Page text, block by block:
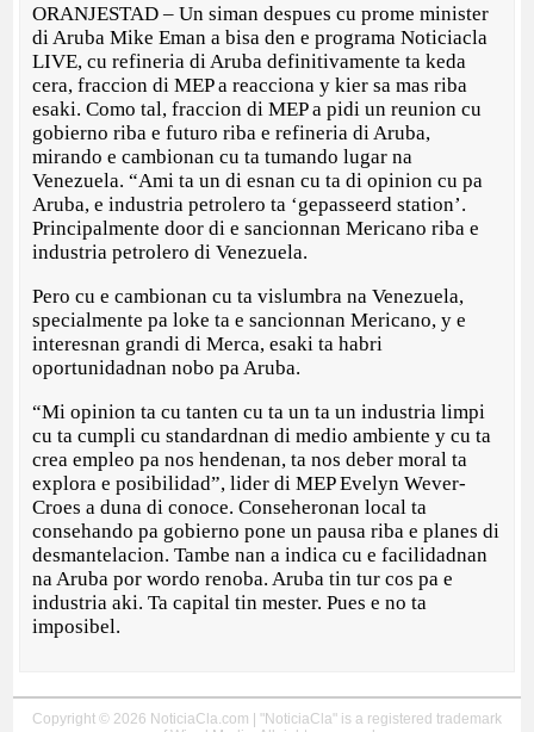
ORANJESTAD – Un siman despues cu prome minister
di Aruba Mike Eman a bisa den e programa Noticiacla
LIVE, cu refineria di Aruba definitivamente ta keda
cera, fraccion di MEP a reacciona y kier sa mas riba
esaki. Como tal, fraccion di MEP a pidi un reunion cu
gobierno riba e futuro riba e refineria di Aruba,
mirando e cambionan cu ta tumando lugar na
Venezuela. “Ami ta un di esnan cu ta di opinion cu pa
Aruba, e industria petrolero ta ‘gepasseerd station’.
Principalmente door di e sancionnan Mericano riba e
industria petrolero di Venezuela.
Pero cu e cambionan cu ta vislumbra na Venezuela,
specialmente pa loke ta e sancionnan Mericano, y e
interesnan grandi di Merca, esaki ta habri
oportunidadnan nobo pa Aruba.
“Mi opinion ta cu tanten cu ta un ta un industria limpi
cu ta cumpli cu standardnan di medio ambiente y cu ta
crea empleo pa nos hendenan, ta nos deber moral ta
explora e posibilidad”, lider di MEP Evelyn Wever-
Croes a duna di conoce. Conseheronan local ta
consehando pa gobierno pone un pausa riba e planes di
desmantelacion. Tambe nan a indica cu e facilidadnan
na Aruba por wordo renoba. Aruba tin tur cos pa e
industria aki. Ta capital tin mester. Pues e no ta
imposibel.
Copyright © 2026 NoticiaCla.com | "NoticiaCla" is a registered trademark